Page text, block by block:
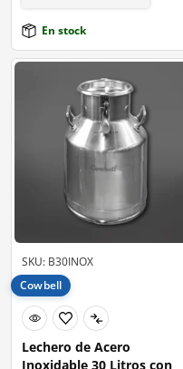
En stock
SKU: B30INOX
Cowbell
Lechero de Acero
Inoxidable 30 Litros con